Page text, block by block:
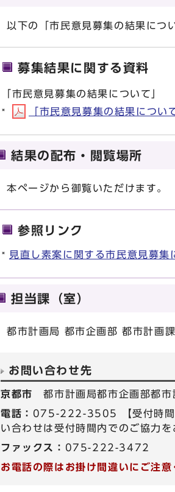
以下の「市民意見募集の結果につ
募集結果に関する資料
「市民意見募集の結果について」
「市民意見募集の結果につ
結果の配布・閲覧場所
本ページから御覧いただけます。
参照リンク
見直し素案に関する市民意見募集
担当課（室）
都市計画局 都市企画部 都市計画課
お問い合わせ先
京都市都市計画局都市企画部都市
電話： 075-222-3505 【受付時間
い合わせは受付時間内でのご協力を
ファックス： 075-222-3472
お電話の際はお掛け間違いにご注意